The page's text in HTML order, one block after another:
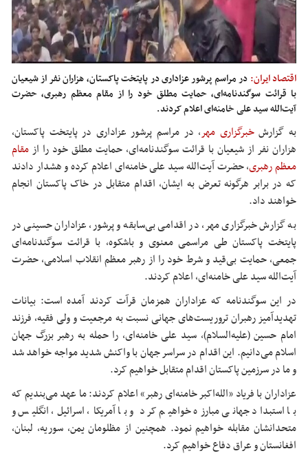
اقتصاد ایران: در مراسم پرشور عزاداری در پایتخت پاکستان، هزاران نفر از شیعیان
با قرائت سوگندنامه‌ای، حمایت مطلق خود را از مقام معظم رهبری، حضرت
آیت‌الله سید علی خامنه‌ای اعلام کردند.
به گزارشخبرگزاری مهر، در مراسم پرشور عزاداری در پایتخت پاکستان،
هزاران نفر از شیعیان با قرائت سوگندنامه‌ای، حمایت مطلق خود را ازمقام
معظم رهبری، حضرت آیت‌الله سید علی خامنه‌ای اعلام کرده و هشدار دادند
که در برابر هرگونه تعرض به ایشان، اقدام متقابل در خاک پاکستان انجام
خواهند داد.
به گزارش خبرگزاری مهر، در اقدامی بی‌سابقه و پرشور، عزاداران حسینی در
پایتخت پاکستان طی مراسمی معنوی و باشکوه، با قرائت سوگندنامه‌ای
جمعی، حمایت بی‌قید و شرط خود را از رهبر معظم انقلاب اسلامی، حضرت
آیت‌الله سید علی خامنه‌ای، اعلام کردند.
در این سوگندنامه که عزاداران همزمان قرآت کردند آمده است: بیانات
تهدیدآمیز رهبران تروریست‌های جهانی نسبت به مرجعیت و ولی فقیه، فرزند
امام حسین (علیه‌السلام)، سید علی خامنه‌ای، را حمله به رهبر بزرگ جهان
اسلام می‌دانیم. این اقدام در سراسر جهان با واکنش شدید مواجه خواهد شد
و ما در سرزمین پاکستان اقدام متقابل خواهیم کرد.
عزاداران با فریاد «الله‌اکبر خامنه‌ای رهبر» اعلام کردند: ما عهد می‌بندیم که
با استبداد جهانی مبارزه خواهیم کرد و با آمریکا، اسرائیل، انگلیس و
متحدانشان مقابله خواهیم نمود. همچنین از مظلومان یمن، سوریه، لبنان،
افغانستان و عراق دفاع خواهیم کرد.